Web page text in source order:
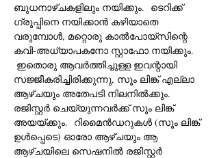
ബുധനാഴ്ചകളിലും നയിക്കും.  ടെറിക്ക്
ഗ്രൂപ്പിനെ നയിക്കാൻ കഴിയാതെ
വരുമ്പോൾ, മറ്റൊരു കാൽപോയ്‌സിന്റെ
കവി-അധ്യാപകനോ സ്റ്റാഫോ നയിക്കും.
സജ്ജീകരിച്ചിരിക്കുന്നു, സൂം ലിങ്ക് എല്ലാ
ആഴ്‌ചയും അതേപടി നിലനിൽക്കും.
രജിസ്റ്റർ ചെയ്യുന്നവർക്ക് സൂം ലിങ്ക്
അയയ്ക്കും.  റിമൈൻഡറുകൾ (സൂം ലിങ്ക്
ഉൾപ്പെടെ) ഓരോ ആഴ്‌ചയും ആ
ആഴ്‌ചയിലെ സെഷനിൽ രജിസ്റ്റർ